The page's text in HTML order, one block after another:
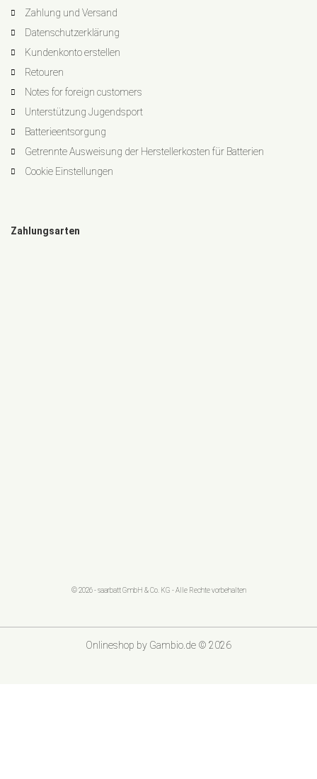
Zahlung und Versand
Datenschutzerklärung
Kundenkonto erstellen
Retouren
Notes for foreign customers
Unterstützung Jugendsport
Batterieentsorgung
Getrennte Ausweisung der Herstellerkosten für Batterien
Cookie Einstellungen
Zahlungsarten
© 2026 - saarbatt GmbH & Co. KG - Alle Rechte vorbehalten
Onlineshop by Gambio.de © 2026